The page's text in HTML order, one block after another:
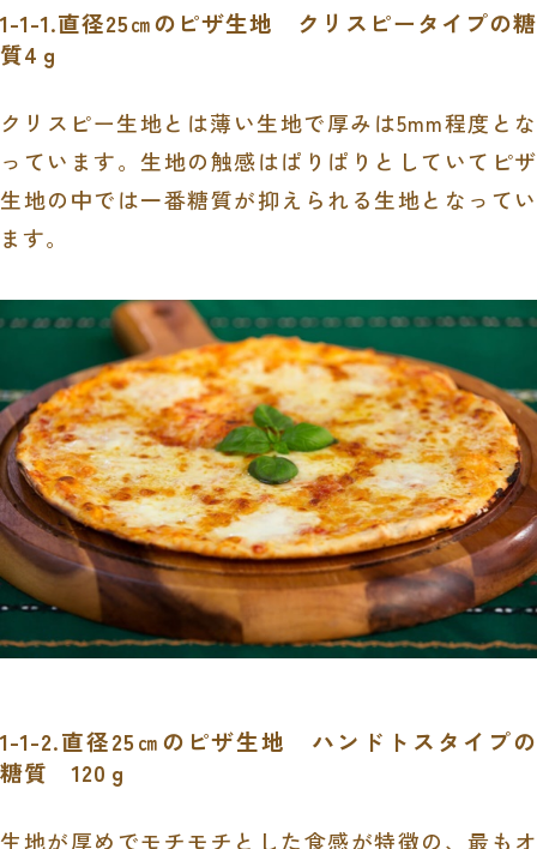
1-1-1.直径25㎝のピザ生地 クリスピータイプの糖
質4 ｇ
クリスピー生地とは薄い生地で厚みは5mm程度とな
っています。生地の触感はぱりぱりとしていてピザ
生地の中では一番糖質が抑えられる生地となってい
ます。
1-1-2.直径25㎝のピザ生地 ハンドトスタイプの
糖質120 ｇ
生地が厚めでモチモチとした食感が特徴の、最もオ